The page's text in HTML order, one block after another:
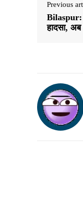
Previous
Bilaspur:
हादसा,